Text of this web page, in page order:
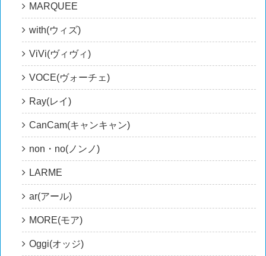
MARQUEE
with(ウィズ)
ViVi(ヴィヴィ)
VOCE(ヴォーチェ)
Ray(レイ)
CanCam(キャンキャン)
non・no(ノンノ)
LARME
ar(アール)
MORE(モア)
Oggi(オッジ)